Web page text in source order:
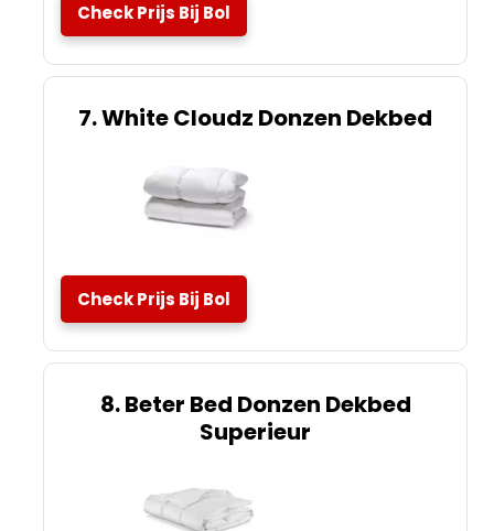
Check Prijs Bij Bol
7. White Cloudz Donzen Dekbed
Check Prijs Bij Bol
8. Beter Bed Donzen Dekbed
Superieur